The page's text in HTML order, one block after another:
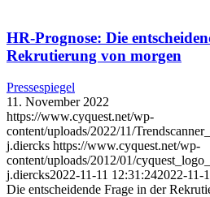
HR-Prognose: Die
Rekrutierung von morgen
Pressespiegel
11. November 2022
https://www.cyquest.net/wp-
content/uploads/2022/11/
j.diercks https://www.cyquest.net/wp-
content/uploads/2012/01/
j.diercks2022-11-11 12:31:242022-11-
Die entscheidende Frage in der